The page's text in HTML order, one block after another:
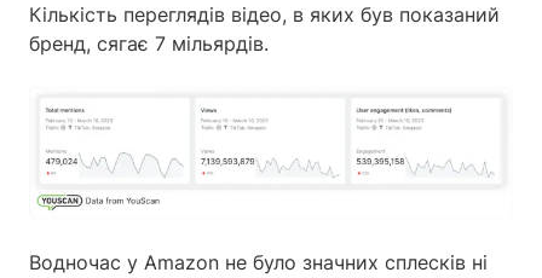
Кількість переглядів відео, в яких був показаний
бренд, сягає 7 мільярдів.
Водночас у Amazon не було значних сплесків ні